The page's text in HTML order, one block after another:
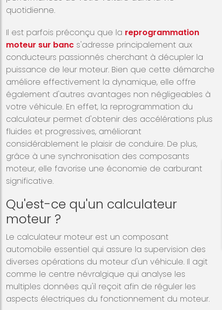
quotidienne.
Il est parfois préconçu que la reprogrammation
moteur sur banc s'adresse principalement aux
conducteurs passionnés cherchant à décupler la
puissance de leur moteur. Bien que cette démarche
améliore effectivement la dynamique, elle offre
également d'autres avantages non négligeables à
votre véhicule. En effet, la reprogrammation du
calculateur permet d'obtenir des accélérations plus
fluides et progressives, améliorant
considérablement le plaisir de conduire. De plus,
grâce à une synchronisation des composants
moteur, elle favorise une économie de carburant
significative.
Qu'est-ce qu'un calculateur
moteur ?
Le calculateur moteur est un composant
automobile essentiel qui assure la supervision des
diverses opérations du moteur d'un véhicule. Il agit
comme le centre névralgique qui analyse les
multiples données qu'il reçoit afin de réguler les
aspects électriques du fonctionnement du moteur.